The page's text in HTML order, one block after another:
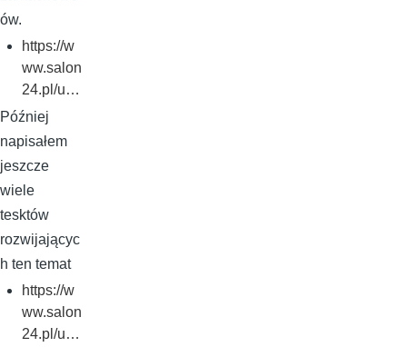
ów.
https://w
ww.salon
24.pl/u…
Później
napisałem
jeszcze
wiele
tesktów
rozwijającyc
h ten temat
https://w
ww.salon
24.pl/u…